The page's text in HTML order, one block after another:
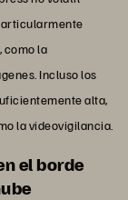
como la
Incluso los
alta,
la videovigilancia.
el borde